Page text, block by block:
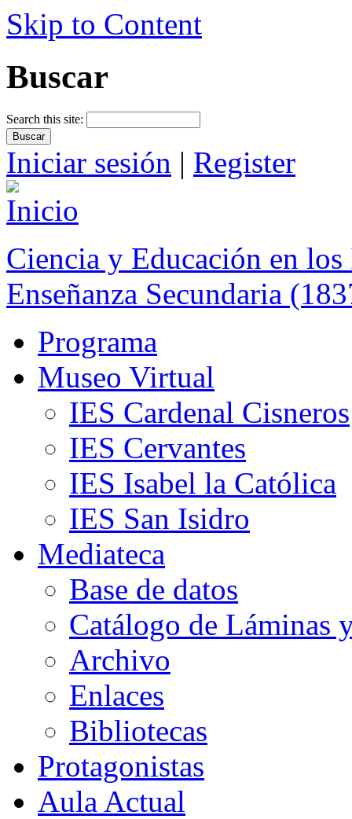
Skip to Content
Buscar
Search this site:
Iniciar sesión | Register
Ciencia y Educación en
Enseñanza Secundaria
Programa
Museo Virtual
IES Cardenal Cisneros
IES Cervantes
IES Isabel la Católica
IES San Isidro
Mediateca
Base de datos
Catálogo de Láminas
Archivo
Enlaces
Bibliotecas
Protagonistas
Aula Actual